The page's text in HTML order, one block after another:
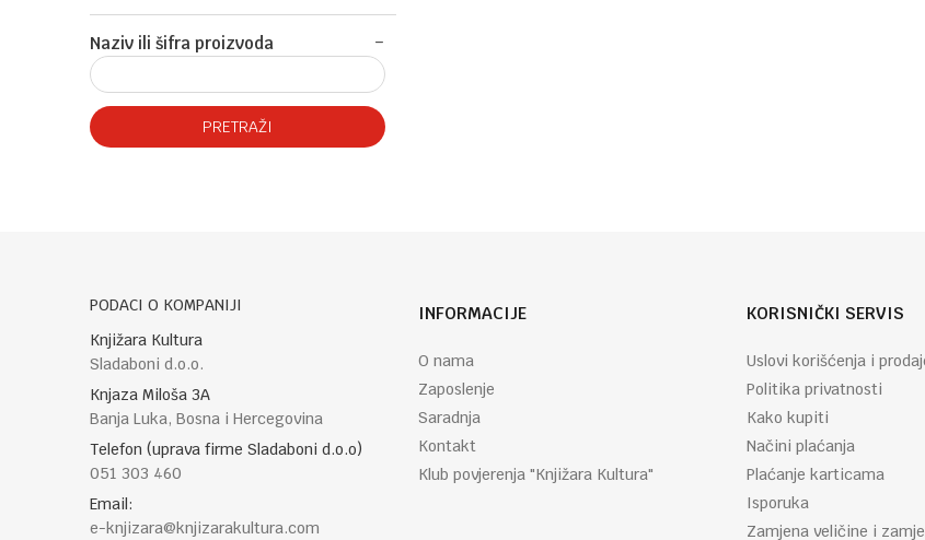
Naziv ili šifra proizvoda
PRETRAŽI
PODACI O KOMPANIJI
Knjižara Kultura
Sladaboni d.o.o.
Knjaza Miloša 3A
Banja Luka, Bosna i Hercegovina
Telefon (uprava firme Sladaboni d.o.o)
051 303 460
Email:
e-knjizara@knjizarakultura.com
INFORMACIJE
O nama
Zaposlenje
Saradnja
Kontakt
Klub povjerenja "Knjižara Kultura"
KORISNIČKI SERVIS
Uslovi korišćenja i
Politika privatnosti
Kako kupiti
Načini plaćanja
Plaćanje karticama
Isporuka
Zamjena veličine i